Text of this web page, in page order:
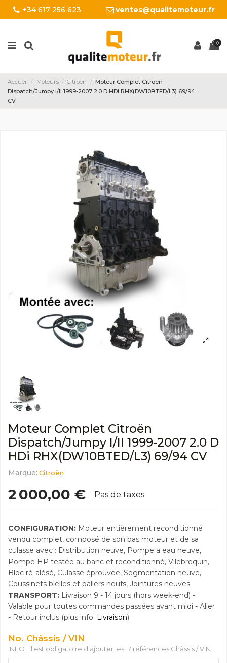
+34 617 256 623 ventes@qualitemoteur.fr
0
Accueil Moteurs Citroën
Moteur Complet Citroën
Dispatch/Jumpy I/II 1999-2007 2.0 D HDi RHX(DW10BTED/L3) 69/94
CV
Moteur Complet Citroën
Dispatch/Jumpy I/II 1999-2007 2.0 D
HDi RHX(DW10BTED/L3) 69/94 CV
Marque: Citroën
2 000,00 € Pas de taxes
CONFIGURATION: Moteur entièrement reconditionné
vendu complet, composé de son bas moteur et de sa
culasse avec : Distribution neuve, Pompe a eau neuve,
Pompe HP testée au banc et reconditionné, Vilebrequin,
Bloc ré-alésé, Culasse éprouvée, Segmentation neuve,
Coussinets bielles et paliers neufs, Jointures neuves
TRANSPORT: Livraison 9 - 14 jours (hors week-end) -
Valable pour toutes commandes passées avant midi - Aller
- Retour inclus (plus info: Livraison)
No. Châssis / VIN
INFO : Il est obligatoire d'ajouter les 17 références Châssis / VIN